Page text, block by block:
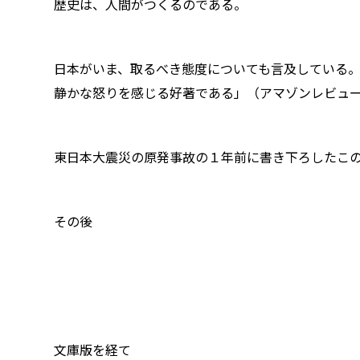
歴史は、人間がつくるのである。
日本がいま、取るべき態度についても言及している。
静かな怒りを感じる好著である」（アマゾンレビュー
東日本大震災の原発事故の１年前に書き下ろしたこの
その後
文庫版を経て